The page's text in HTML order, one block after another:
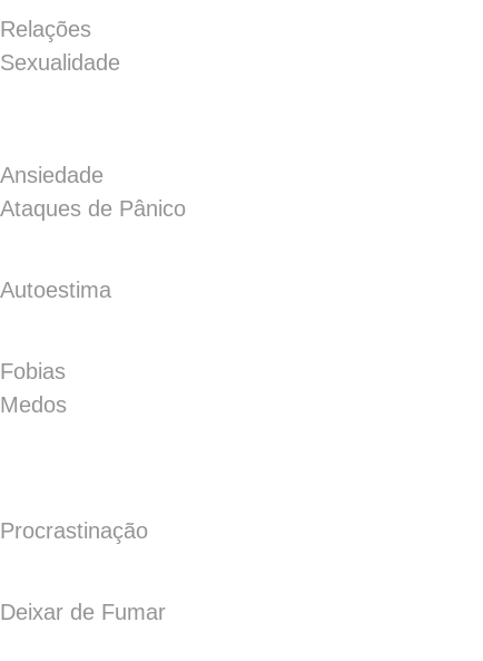
Relações
Sexualidade
Ansiedade
Ataques de Pânico
Autoestima
Fobias
Medos
Procrastinação
Deixar de Fumar